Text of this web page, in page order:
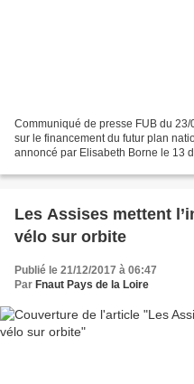
Communiqué de presse FUB du
sur le financement du futur plan
annoncé par Elisabeth Borne le 13
Les Assises mettent
vélo sur orbite
Publié le 21/12/2017 à 06:47
Par Fnaut Pays de la Loire